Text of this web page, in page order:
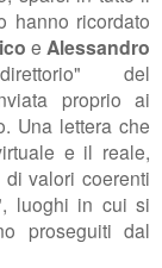
hanno ricordato
e Alessandro
del
proprio ai
Una lettera che
e il reale,
valori coerenti
luoghi in cui si
proseguiti dal